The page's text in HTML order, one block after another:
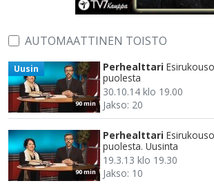
AUTOMAATTINEN TOISTO
90 min
Uusin Perhealttari
puolesta
30.10.14 klo 19.00
Jakso: 20
90 min
Perhealttari
puolesta. Uusinta
19.3.13 klo 19.30
Jakso: 10